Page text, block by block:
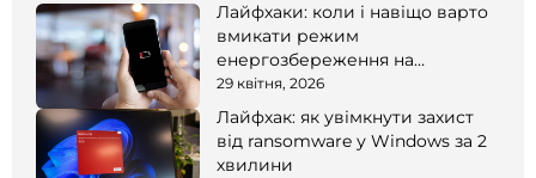
Лайфхаки: коли і навіщо варто
вмикати режим
енергозбереження на
смартфоні
29 квітня, 2026
Лайфхак: як увімкнути захист
від ransomware у Windows за 2
хвилини